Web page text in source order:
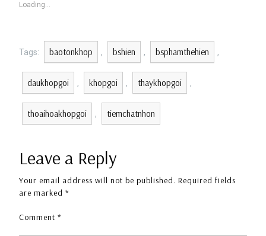
Loading...
Tags: baotonkhop , bshien , bsphamthehien ,
daukhopgoi , khopgoi , thaykhopgoi ,
thoaihoakhopgoi , tiemchatnhon
Leave a Reply
Your email address will not be published. Required fields
are marked *
Comment *